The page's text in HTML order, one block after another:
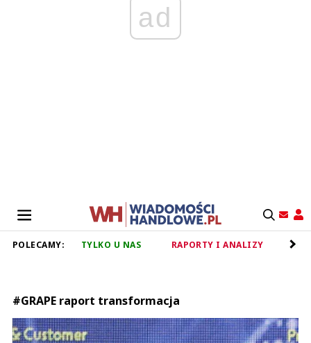
ad
POLECAMY: TYLKO U NAS RAPORTY I ANALIZY
#GRAPE raport transformacja